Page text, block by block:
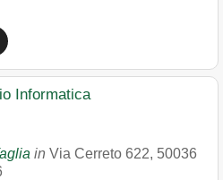
Informatica
in Via Cerreto 622, 50036